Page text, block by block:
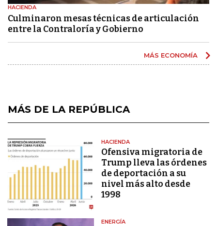
HACIENDA
Culminaron mesas técnicas de articulación
entre la Contraloría y Gobierno
MÁS ECONOMÍA
MÁS DE LA REPÚBLICA
HACIENDA
Ofensiva migratoria de
Trump lleva las órdenes
de deportación a su
nivel más alto desde
1998
ENERGÍA